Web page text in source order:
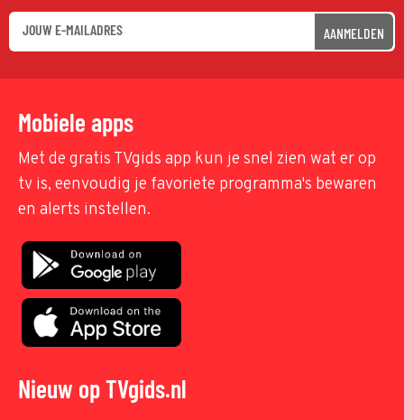
AANMELDEN
Mobiele apps
Met de gratis TVgids app kun je snel zien wat er op
tv is, eenvoudig je favoriete programma's bewaren
en alerts instellen.
Nieuw op TVgids.nl